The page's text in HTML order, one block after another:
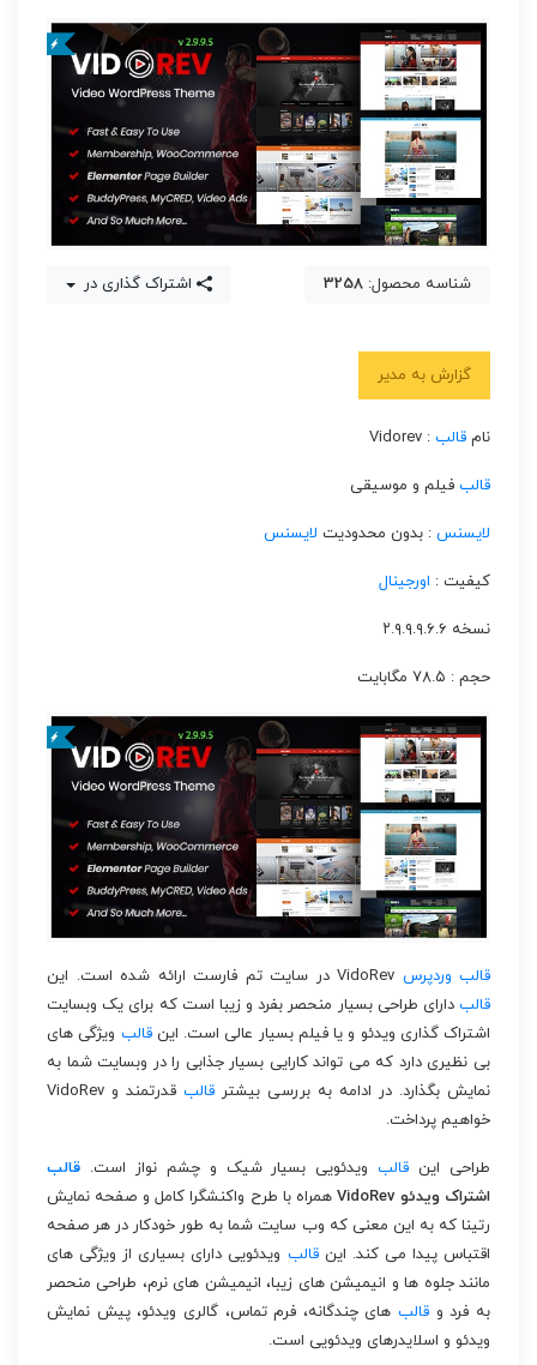
شناسه محصول: 3258 اشتراک گذاری در
گزارش به مدیر
نام قالب : Vidorev
قالب فیلم و موسیقی
لایسنس : بدون محدودیت لایسنس
کیفیت : اورجینال
نسخه ۲.۹.۹.۹.۶.۶
حجم : ۷۸.۵ مگابایت
قالب وردپرس
قالب دارای طراحی بسیار منحصر بفرد و زیبا است که برای یک وبسایت
اشتراک گذاری ویدئو و یا فیلم بسیار عالی است. اینقالب ویژگی های
بی نظیری دارد که می تواند کارایی بسیار جذابی را در وبسایت شما به
نمایش بگذارد. در ادامه به بررسی بیشتر قالب
قدرتمند و VidoRev
خواهیم پرداخت.
طراحی این قالبویدئویی بسیار شیک و چشم نواز است. قالب
اشتراک ویدئو VidoRev
همراه با طرح واکنشگرا کامل و صفحه نمایش
رتینا که به این معنی که وب سایت شما به طور خودکار در هر صفحه
اقتباس پیدا می کند. اینقالب ویدئویی دارای بسیاری از ویژگی های
مانند جلوه ها و انیمیشن های زیبا، انیمیشن های نرم، طراحی منحصر
به فرد و قالبهای چندگانه، فرم تماس، گالری ویدئو، پیش نمایش
ویدئو و اسلایدرهای ویدئویی است.